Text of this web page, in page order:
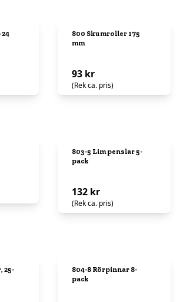
800 Skumroller 175
mm
93 kr
(Rek ca. pris)
803-5 Lim penslar 5-
pack
132 kr
(Rek ca. pris)
25-
804-8 Rörpinnar 8-
pack